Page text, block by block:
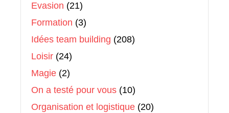
Evasion (21)
Formation (3)
Idées team building (208)
Loisir (24)
Magie (2)
On a testé pour vous (10)
Organisation et logistique (20)